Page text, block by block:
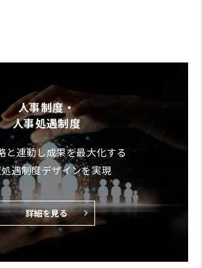
人事制度・
人事処遇制度
と連動し成果を最大化する
遇制度デザインを実現
詳細を見る